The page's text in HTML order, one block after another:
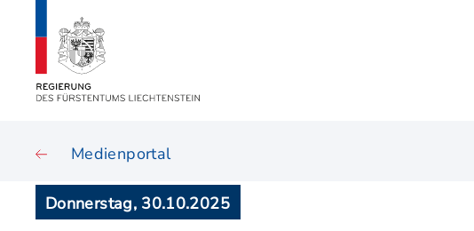
Medienportal
Donnerstag, 30.10.2025